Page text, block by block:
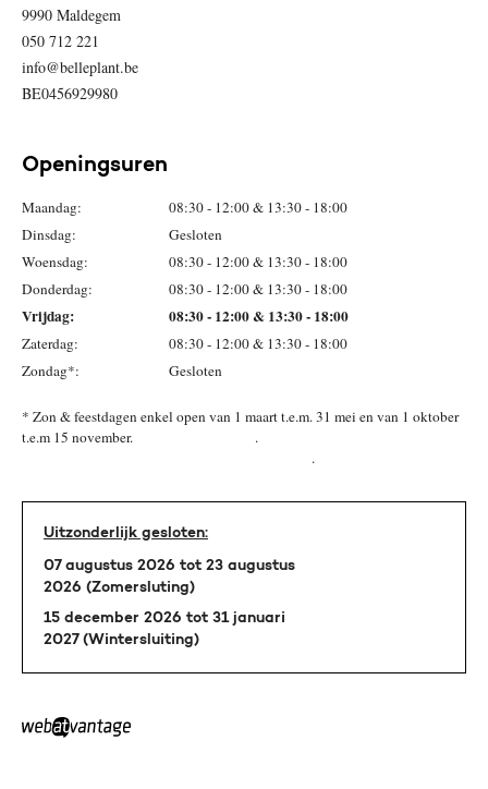
9990 Maldegem
050 712 221
info@belleplant.be
BE0456929980
Openingsuren
Maandag:
08:30 - 12:00 & 13:30 - 18:00
Dinsdag:
Gesloten
Woensdag:
08:30 - 12:00 & 13:30 - 18:00
Donderdag:
08:30 - 12:00 & 13:30 - 18:00
Vrijdag: 08:30 - 12:00 & 13:30 - 18:00
Zaterdag:
08:30 - 12:00 & 13:30 - 18:00
Zondag*:
Gesloten
* Zon & feestdagen enkel open van 1 maart t.e.m. 31 mei en van 1 oktober
t.e.m 15 november. .
.
Uitzonderlijk gesloten:
07 augustus 2026 tot 23 augustus
2026 (Zomersluting)
15 december 2026 tot 31 januari
2027 (Wintersluiting)